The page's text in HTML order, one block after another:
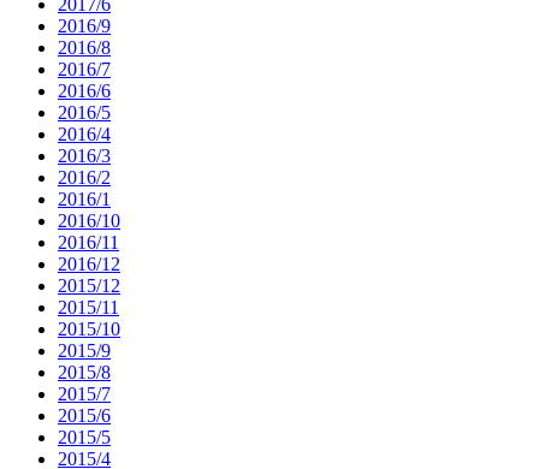
2016/9
2016/8
2016/7
2016/6
2016/5
2016/4
2016/3
2016/2
2016/1
2016/10
2016/11
2016/12
2015/12
2015/11
2015/10
2015/9
2015/8
2015/7
2015/6
2015/5
2015/4